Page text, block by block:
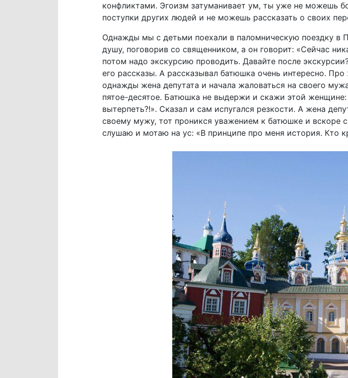
конфликтами. Эгоизм затуманивает ум, ты уже не можешь
поступки других людей и не можешь рассказать о своих
Однажды мы с детьми поехали в паломническую поездку в
душу, поговорив со священником, а он говорит: «Сейчас
потом надо экскурсию проводить. Давайте после
его рассказы. А рассказывал батюшка очень интересно.
однажды жена депутата и начала жаловаться на своего
пятое-десятое. Батюшка не выдержи и скажи этой
вытерпеть?!». Сказал и сам испугался резкости. А жена
своему мужу, тот проникся уважением к батюшке и вскоре
слушаю и мотаю на ус: «В принципе про меня история. Кто